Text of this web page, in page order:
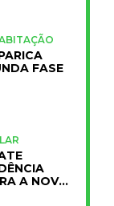
FASE
A NOVA